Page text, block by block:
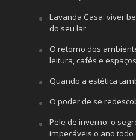
Lavanda Casa: viver
do seu lar
O retorno dos
leitura, cafés e
Quando a estética
O poder de se
Pele de inverno: o
impecáveis o ano todo